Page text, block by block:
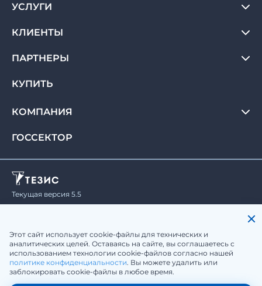
УСЛУГИ
КЛИЕНТЫ
ПАРТНЕРЫ
КУПИТЬ
КОМПАНИЯ
ГОССЕКТОР
Текущая версия 5.5
Юридическая информация
sale@tezis-doc.ru
Этот сайт использует cookie-файлы для технических и
аналитических целей. Оставаясь на сайте, вы соглашаетесь с
использованием технологии cookie-файлов согласно нашей
политике конфиденциальности. Вы можете удалить или
заблокировать cookie-файлы в любое время.